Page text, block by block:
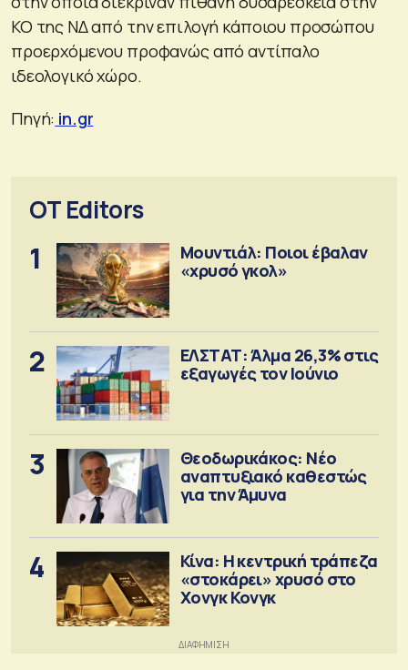
ΚΟ της ΝΔ από την επιλογή κάποιου προσώπου
προερχόμενου προφανώς από αντίπαλο
ιδεολογικό χώρο.
Πηγή: in.gr
OT Editors
1
Μουντιάλ: Ποιοι έβαλαν
«χρυσό γκολ»
2
ΕΛΣΤΑΤ: Άλμα 26,3% στις
εξαγωγές τον Ιούνιο
3
Θεοδωρικάκος: Νέο
αναπτυξιακό καθεστώς
για την Άμυνα
4
Κίνα: Η κεντρική τράπεζα
«στοκάρει» χρυσό στο
Χονγκ Κονγκ